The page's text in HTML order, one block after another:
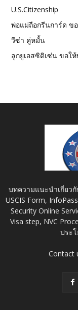
U.S.Citizenship
พ่อแม่ถือกรีนการ์ด ข
วีซ่า คู่หมั้น
ลูกยูเอสซิติเซ่น ขอใ
บทความแนะนำเกี่ยวกั
USCIS Form,
Security Online
Visa step, NVC
ประ
Contact